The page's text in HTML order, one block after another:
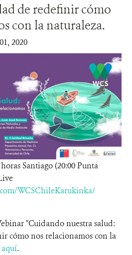
DONAde redefinir cómo
con la naturaleza.
2020
Santiago (20:00 Punta
WCSChileKarukinka/
"Cuidando nuestra salud:
cómo nos relacionamos con la
.